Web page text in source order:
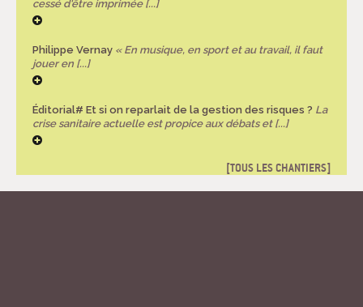
cessé d'être imprimée [...]
Philippe Vernay « En musique, en sport et au travail, il faut
jouer en [...]
Éditorial# Et si on reparlait de la gestion des risques ? La
crise sanitaire actuelle est propice aux débats et [...]
TOUS LES CHANTIERS